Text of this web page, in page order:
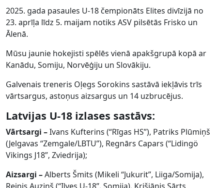
2025. gada pasaules U-18 čempionāts Elites divīzijā no
23. aprīļa līdz 5. maijam notiks ASV pilsētās Frisko un
Ālenā.
Mūsu jaunie hokejisti spēlēs vienā apakšgrupā kopā ar
Kanādu, Somiju, Norvēģiju un Slovākiju.
Galvenais treneris Oļegs Sorokins sastāvā iekļāvis trīs
vārtsargus, astoņus aizsargus un 14 uzbrucējus.
Latvijas U-18 izlases sastāvs:
Vārtsargi –Ivans Kufterins (“Rīgas HS”), Patriks Plūmiņš
(Jelgavas “Zemgale/LBTU”), Regnārs Capars (“Lidingö
Vikings J18”, Zviedrija);
Aizsargi –Alberts Šmits (Mikeli “Jukurit”, Liiga/Somija),